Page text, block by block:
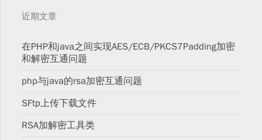
近期文章
在PHP和java之间实现AES/ECB/PKCS7Padding加密
和解密互通问题
php与java的rsa加密互通问题
SFtp上传下载文件
RSA加解密工具类